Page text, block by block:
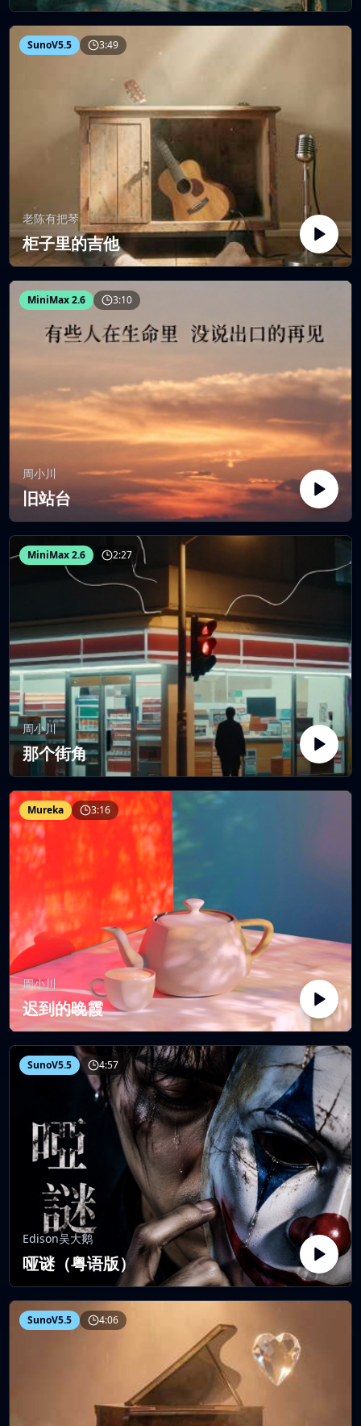
SunoV5.5 3:49
老陈有把琴
柜子里的吉他
MiniMax 2.6 3:10
周小川
旧站台
MiniMax 2.6 2:27
周小川
那个街角
Mureka 3:16
周小川
迟到的晚霞
SunoV5.5 4:57
Edison吴大鹅
哑谜（粤语版）
SunoV5.5 4:06